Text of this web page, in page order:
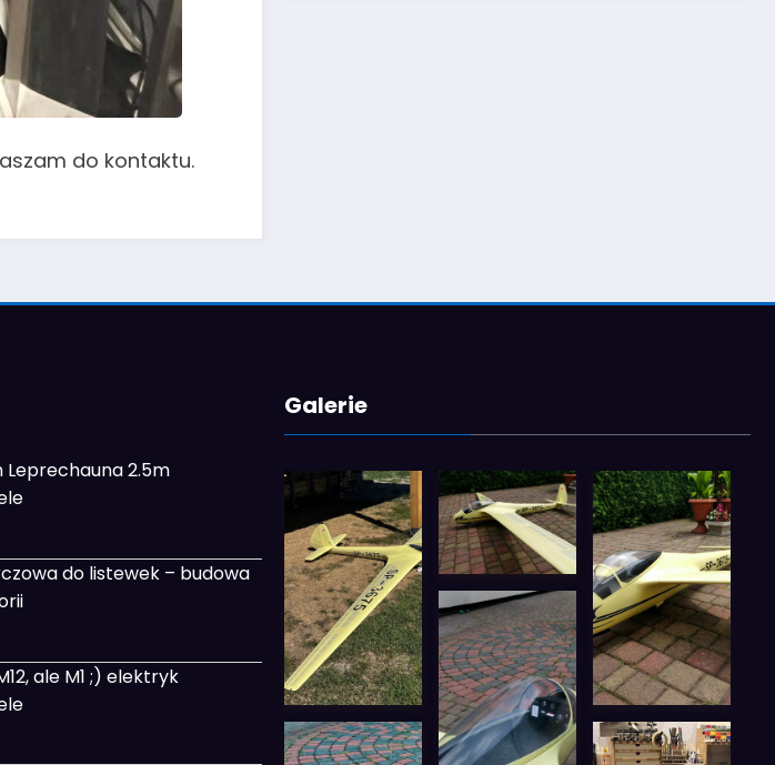
do kontaktu.
2.5m
do listewek – budowa
ale M1 ;) elektryk
Galerie